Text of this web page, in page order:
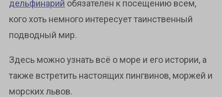
дельфинарий обязателен к посещению всем,
кого хоть немного интересует таинственный
подводный мир.
Здесь можно узнать всё о море и его истории, а
также встретить настоящих пингвинов, моржей и
морских львов.